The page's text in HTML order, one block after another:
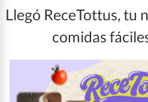
Llegó ReceTottus, tu
comidas